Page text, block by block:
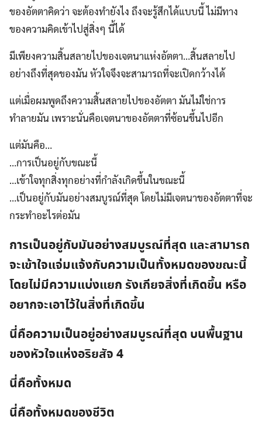
ของอัตตาคิดว่า จะต้องทำยังไง ถึงจะรู้สึกได้แบบนี้ ไม่มีทาง
ของความคิดเข้าไปสู่สิ่งๆ นี้ได้
มีเพียงความสิ้นสลายไปของเจตนาแห่งอัตตา…สิ้นสลายไป
อย่างถึงที่สุดของมัน หัวใจจึงจะสามารถที่จะเปิดกว้างได้
แต่เมื่อผมพูดถึงความสิ้นสลายไปของอัตตา มันไม่ใช่การ
ทำลายมัน เพราะนั่นคือเจตนาของอัตตาที่ซ้อนขึ้นไปอีก
แต่มันคือ…
…การเป็นอยู่กับขณะนี้
…เข้าใจทุกสิ่งทุกอย่างที่กำลังเกิดขึ้นในขณะนี้
…เป็นอยู่กับมันอย่างสมบูรณ์ที่สุด โดยไม่มีเจตนาของอัตตาที่จะ
กระทำอะไรต่อมัน
การเป็นอยู่กับมันอย่างสมบูรณ์ที่สุด และสามารถ
จะเข้าใจแจ่มแจ้งกับความเป็นทั้งหมดของขณะนี้
โดยไม่มีความแบ่งแยก รังเกียจสิ่งที่เกิดขึ้น หรือ
อยากจะเอาไว้ในสิ่งที่เกิดขึ้น
นี่คือความเป็นอยู่อย่างสมบูรณ์ที่สุด บนพื้นฐาน
ของหัวใจแห่งอริยสัจ 4
นี่คือทั้งหมด
นี่คือทั้งหมดของชีวิต